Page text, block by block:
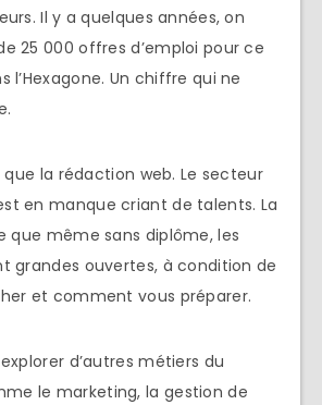
Il y a quelques années, on
25 000 offres d’emploi pour ce
l’Hexagone. Un chiffre qui ne
que la rédaction web. Le secteur
en manque criant de talents. La
que même sans diplôme, les
grandes ouvertes, à condition de
et comment vous préparer.
d’autres métiers du
le marketing, la gestion de